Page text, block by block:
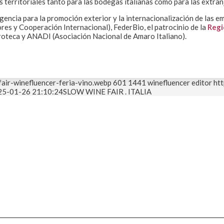
para la promoción exterior y la internacionalización de las
y Cooperación Internacional), FederBio, el patrocinio de la
y ANADI (Asociación Nacional de Amaro Italiano).
winefluencer-feria-vino.webp 601 1441 winefluencer editor
01-26 21:10:24SLOW WINE FAIR . ITALIA